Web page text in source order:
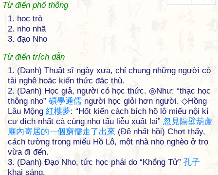
Từ điển phổ thông
1. học trò
2. nho nhã
3. đạo Nho
Từ điển trích dẫn
1. (Danh) Thuật sĩ ngày xưa, chỉ chung những người có
tài nghệ hoặc kiến thức đặc thù.
2. (Danh) Học giả, người có học thức. ◎Như: “thạc học
thông nho” 碩學通儒 người học giỏi hơn người. ◇Hồng
Lâu Mộng 紅樓夢: “Hốt kiến cách bích hồ lô miếu nội kí
cư đích nhất cá cùng nho tẩu liễu xuất lai” 忽 見隔壁葫蘆
廟內寄居的一個窮儒走了出來 (Đệ nhất hồi) Chợt thấy,
cách tường trong miếu Hồ Lô, một nhà nho nghèo ở trọ
vừa đi đến.
3. (Danh) Đạo Nho, tức học phái do “Khổng Tử” 孔子
khai sáng.